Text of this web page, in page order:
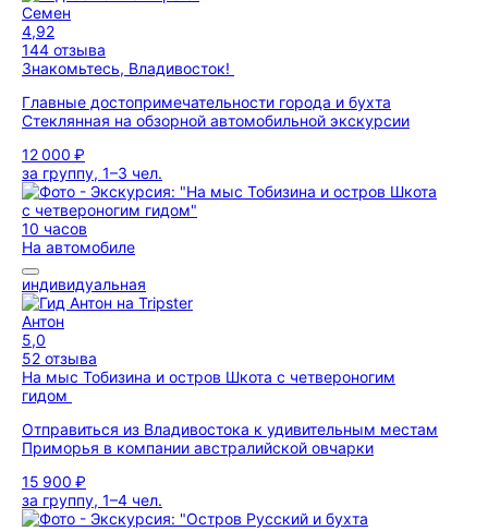
Семен
4,92
144 отзыва
Знакомьтесь, Владивосток!
Главные достопримечательности города и бухта
Стеклянная на обзорной автомобильной экскурсии
12 000 ₽
за группу, 1–3 чел.
10 часов
На автомобиле
индивидуальная
Антон
5,0
52 отзыва
На мыс Тобизина и остров Шкота с четвероногим
гидом
Отправиться из Владивостока к удивительным местам
Приморья в компании австралийской овчарки
15 900 ₽
за группу, 1–4 чел.